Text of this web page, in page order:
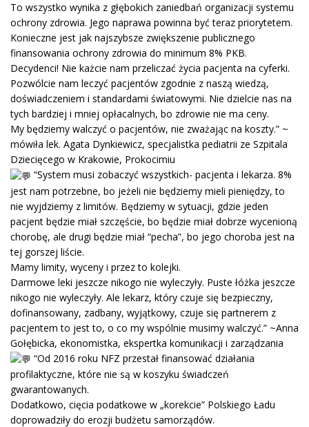
To wszystko wynika z głębokich zaniedbań organizacji systemu
ochrony zdrowia. Jego naprawa powinna być teraz priorytetem.
Konieczne jest jak najszybsze zwiększenie publicznego
finansowania ochrony zdrowia do minimum 8% PKB.
Decydenci! Nie każcie nam przeliczać życia pacjenta na cyferki.
Pozwólcie nam leczyć pacjentów zgodnie z naszą wiedzą,
doświadczeniem i standardami światowymi. Nie dzielcie nas na
tych bardziej i mniej opłacalnych, bo zdrowie nie ma ceny.
My będziemy walczyć o pacjentów, nie zważając na koszty.” ~
mówiła lek. Agata Dynkiewicz, specjalistka pediatrii ze Szpitala
Dziecięcego w Krakowie, Prokocimiu
“System musi zobaczyć wszystkich- pacjenta i lekarza. 8%
jest nam potrzebne, bo jeżeli nie będziemy mieli pieniędzy, to
nie wyjdziemy z limitów. Będziemy w sytuacji, gdzie jeden
pacjent będzie miał szczęście, bo będzie miał dobrze wycenioną
chorobę, ale drugi będzie miał “pecha”, bo jego choroba jest na
tej gorszej liście.
Mamy limity, wyceny i przez to kolejki.
Darmowe leki jeszcze nikogo nie wyleczyły. Puste łóżka jeszcze
nikogo nie wyleczyły. Ale lekarz, który czuje się bezpieczny,
dofinansowany, zadbany, wyjątkowy, czuje się partnerem z
pacjentem to jest to, o co my wspólnie musimy walczyć.” ~Anna
Gołębicka, ekonomistka, ekspertka komunikacji i zarządzania
“Od 2016 roku NFZ przestał finansować działania
profilaktyczne, które nie są w koszyku świadczeń
gwarantowanych.
Dodatkowo, cięcia podatkowe w „korekcie” Polskiego Ładu
doprowadziły do erozji budżetu samorządów.